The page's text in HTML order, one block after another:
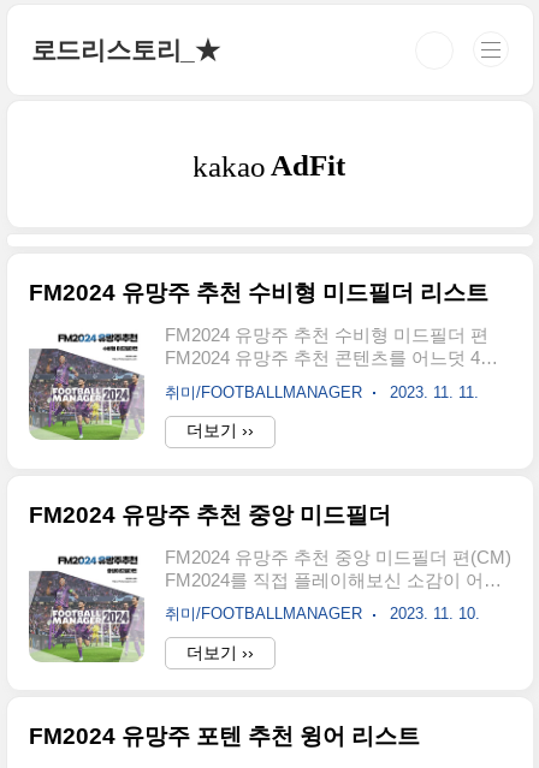
로드리스토리_★
FM2024 유망주 추천 수비형 미드필더 리스트
FM2024 유망주 추천 수비형 미드필더 편
FM2024 유망주 추천 콘텐츠를 어느덧 4개
의 게시글로 여러분들께 인사드렸습니다.
공격수, 윙어, 중앙 공격형 미드필더, 중앙
미드필더가 발행이 되었고 오늘은 포지션의
유망주를 여러분들께 소개합니다. 기존에
유망주 추천 수비형 미드필더(DM) FM2024
FM2023 유망주로 소개되었던 선수들도 다
수 보이는 것 같습니다. 대표적으로 ,
CAMAVINGA, ZAIRE-EMERY, ROMEO
LAVIA 선수들이 보이는데요. FM2024에서
도 확실한 능력과 실력으로 기대해도 좋습
취미/FOOTBALLMANAGER 2023. 11. 11.
더보기 ››
FM2024 유망주 추천 중앙 미드필더
FM2024 유망주 추천 중앙 미드필더 편(CM)
FM2024를 직접 플레이해보신 소감이 어떠
신지요?! 저는 하면 할수록 매력에 빠지는
거 같습니다. FM2024 유망주 추천 콘텐츠를
많은 유저분들께서 관심을 가져주시기에 오
늘도 편으로 여러분들께 도움을 조금이나마
실축에서도 명성이 높은 선수들이 원더키즈
취미/FOOTBALLMANAGER 2023. 11. 10.
더보기 ››
FM2024 유망주 포텐 추천 윙어 리스트